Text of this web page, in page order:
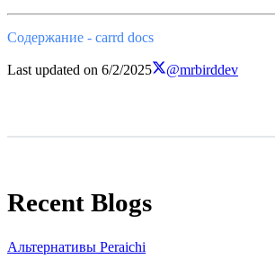
Содержание - carrd docs
Last updated on 6/2/2025 @mrbirddev
Recent Blogs
Альтернативы Peraichi